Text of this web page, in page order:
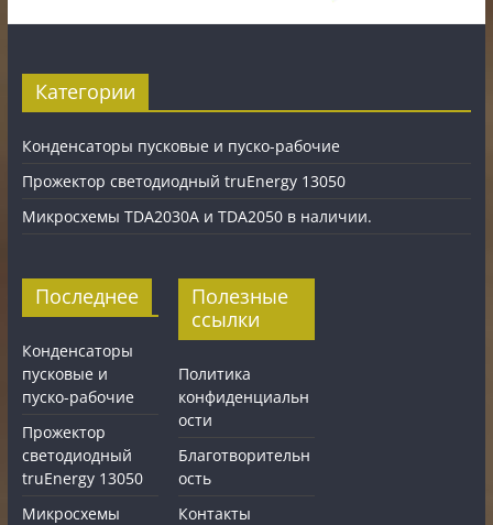
Категории
Конденсаторы пусковые и пуско-рабочие
Прожектор светодиодный truEnergy 13050
Микросхемы TDA2030A и TDA2050 в наличии.
Последнее
Конденсаторы
пусковые и
пуско-рабочие
Прожектор
светодиодный
truEnergy 13050
Микросхемы
Полезные
ссылки
Политика
конфиденциальн
ости
Благотворительн
ость
Контакты